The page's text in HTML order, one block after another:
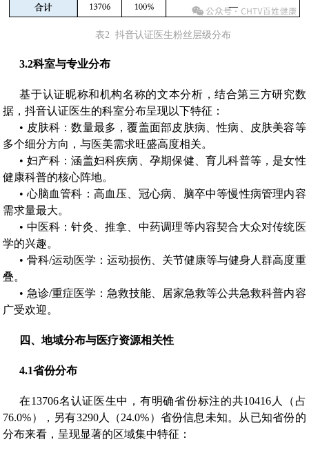
表2 抖音认证医生粉丝层级分布
3.2科室与专业分布
基于认证昵称和机构名称的文本分析，结合第三方研究数
据，抖音认证医生的科室分布呈现以下特征：
• 皮肤科：数量最多，覆盖面部皮肤病、性病、皮肤美容等
多个细分方向，与医美需求旺盛高度相关。
• 妇产科：涵盖妇科疾病、孕期保健、育儿科普等，是女性
健康科普的核心阵地。
• 心脑血管科：高血压、冠心病、脑卒中等慢性病管理内容
需求量最大。
• 中医科：针灸、推拿、中药调理等内容契合大众对传统医
学的兴趣。
• 骨科/运动医学：运动损伤、关节健康等与健身人群高度重
叠。
• 急诊/重症医学：急救技能、居家急救等公共急救科普内容
广受欢迎。
四、地域分布与医疗资源相关性
4.1省份分布
在13706名认证医生中，有明确省份标注的共10416人（占
76.0%），另有3290人（24.0%）省份信息未知。从已知省份的
分布来看，呈现显著的区域集中特征：